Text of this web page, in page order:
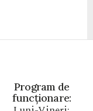
Program de
funcționare: